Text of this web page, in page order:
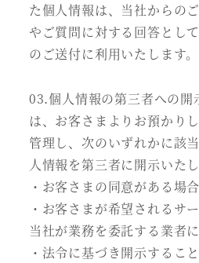
た個人情報は、当社からの
やご質問に対する回答とし
のご送付に利用いたします。
03.個人情報の第三者への開
は、お客さまよりお預かり
管理し、次のいずれかに該
人情報を第三者に開示いたし
・お客さまの同意がある場合
・お客さまが希望されるサ
当社が業務を委託する業者
・法令に基づき開示するこ